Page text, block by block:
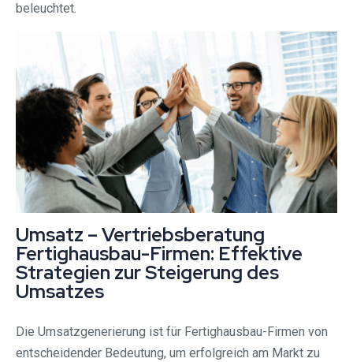
beleuchtet.
Umsatz – Vertriebsberatung
Fertighausbau-Firmen: Effektive
Strategien zur Steigerung des
Umsatzes
Die Umsatzgenerierung ist für Fertighausbau-Firmen von
entscheidender Bedeutung, um erfolgreich am Markt zu